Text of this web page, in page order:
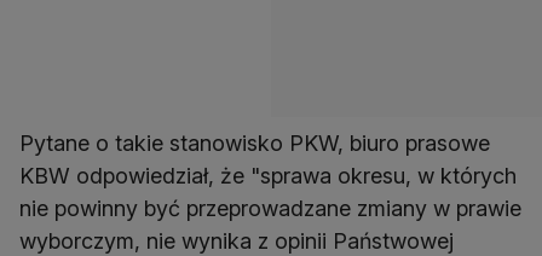
Pytane o takie stanowisko PKW, biuro prasowe
KBW odpowiedział, że "sprawa okresu, w których
nie powinny być przeprowadzane zmiany w prawie
wyborczym, nie wynika z opinii Państwowej